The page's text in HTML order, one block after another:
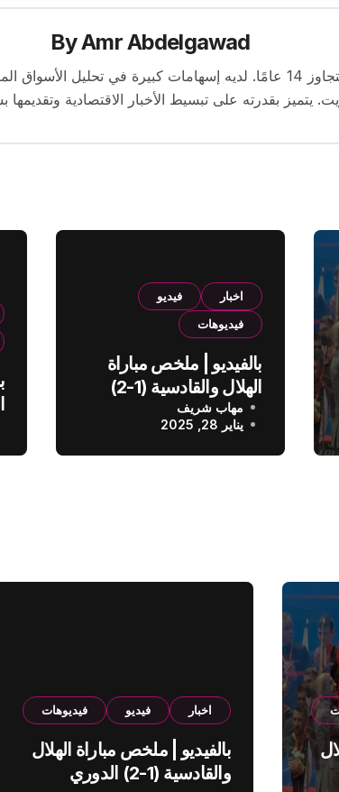
ByAmr Abdelgawad
محرر اقتصادي بخبرة تتجاوز 14 عامًا. لديه إسهامات كبيرة في تحليل
يتميز بقدرته على تبسيط الأخبار الاقتصادية
اخبار
فيديو
فيديوهات
بالفيديو | ملخص مباراة
الهلال والقادسية (1-2)
الدوري السعودي
مهاب شريف
يناير 28, 2025
اخبار فيديو فيديوهات
بالفيديو | ملخص مباراة الهلال
والقادسية (1-2) الدوري